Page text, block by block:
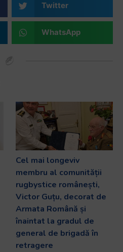
Twitter
WhatsApp
Cel mai longeviv
membru al comunității
rugbystice românești,
Victor Guțu, decorat de
Armata Română și
înaintat la gradul de
general de brigadă în
retragere